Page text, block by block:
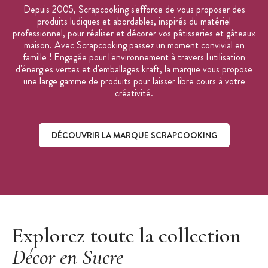
Depuis 2005, Scrapcooking s'efforce de vous proposer des
produits ludiques et abordables, inspirés du matériel
professionnel, pour réaliser et décorer vos pâtisseries et gâteaux
maison. Avec Scrapcooking passez un moment convivial en
famille ! Engagée pour l'environnement à travers l'utilisation
d'énergies vertes et d'emballages kraft, la marque vous propose
une large gamme de produits pour laisser libre cours à votre
créativité.
DÉCOUVRIR LA MARQUE SCRAPCOOKING
Explorez toute la collection
Décor en Sucre